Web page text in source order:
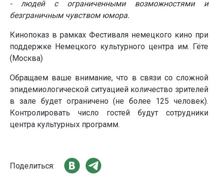
- людей с ограниченными возможностями и
безграничным чувством юмора.
Кинопоказ в рамках Фестиваля немецкого кино при
поддержке Немецкого культурного центра им. Гёте
(Москва)
Обращаем ваше внимание, что в связи со сложной
эпидемиологической ситуацией количество зрителей
в зале будет ограничено (не более 125 человек).
Контролировать число гостей будут сотрудники
центра культурных программ.
Поделиться: